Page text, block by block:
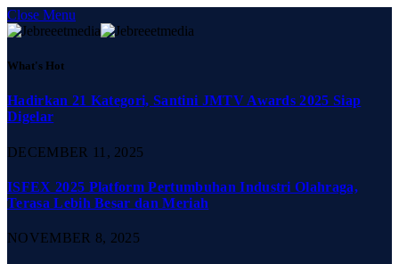
Close Menu
What's Hot
Hadirkan 21 Kategori, Santini JMTV Awards 2025 Siap
Digelar
DECEMBER 11, 2025
ISFEX 2025 Platform Pertumbuhan Industri Olahraga,
Terasa Lebih Besar dan Meriah
NOVEMBER 8, 2025